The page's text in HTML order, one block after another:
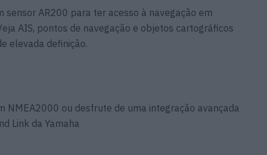
sensor AR200 para ter acesso à navegação em
AIS, pontos de navegação e objetos cartográficos
elevada definição.
NMEA2000 ou desfrute de uma integração avançada
Link da Yamaha